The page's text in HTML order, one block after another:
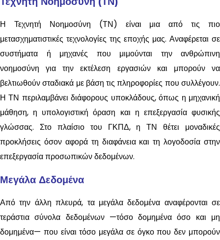
Η Τεχνητή Νοημοσύνη (ΤΝ) είναι μια από τις πιο
μετασχηματιστικές τεχνολογίες της εποχής μας. Αναφέρεται σε
συστήματα ή μηχανές που μιμούνται την ανθρώπινη
νοημοσύνη για την εκτέλεση εργασιών και μπορούν να
βελτιωθούν σταδιακά με βάση τις πληροφορίες που συλλέγουν.
Η ΤΝ περιλαμβάνει διάφορους υποκλάδους, όπως η μηχανική
μάθηση, η υπολογιστική όραση και η επεξεργασία φυσικής
γλώσσας. Στο πλαίσιο του ΓΚΠΔ, η ΤΝ θέτει μοναδικές
προκλήσεις όσον αφορά τη διαφάνεια και τη λογοδοσία στην
επεξεργασία προσωπικών δεδομένων.
Μεγάλα Δεδομένα
Από την άλλη πλευρά, τα μεγάλα δεδομένα αναφέρονται σε
τεράστια σύνολα δεδομένων —τόσο δομημένα όσο και μη
δομημένα— που είναι τόσο μεγάλα σε όγκο που δεν μπορούν